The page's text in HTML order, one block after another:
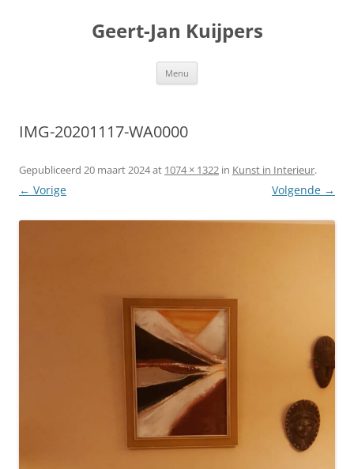
Geert-Jan Kuijpers
Menu
IMG-20201117-WA0000
Gepubliceerd 20 maart 2024at 1074 × 1322 in Kunst in Interieur.
← Vorige Volgende →